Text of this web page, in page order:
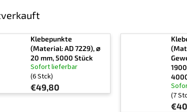
Klebepunkte
(Material: AD 7229), ⌀
20 mm, 5000 Stück
Sofort lieferbar
(6 Stck)
€49,80
(7